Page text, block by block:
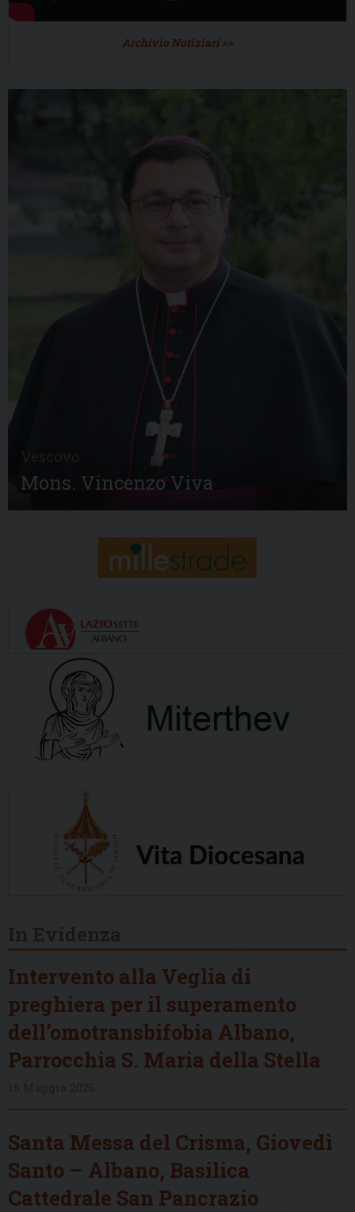
Archivio Notiziari >>
Vescovo
Mons. Vincenzo Viva
Intervento alla Veglia di
preghiera per il superamento
dell’omotransbifobia Albano,
Parrocchia S. Maria della Stella
Santa Messa del Crisma, Giovedì
Santo – Albano, Basilica
Cattedrale San Pancrazio